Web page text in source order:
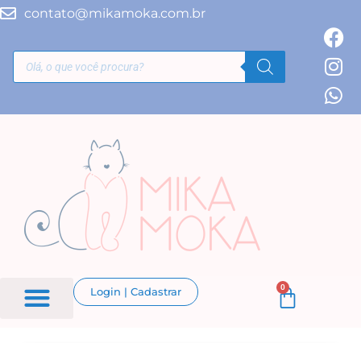
contato@mikamoka.com.br
Login | Cadastrar 0